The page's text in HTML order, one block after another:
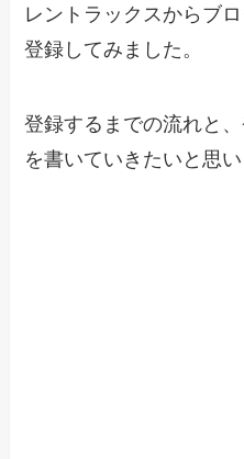
レントラックスからブ
登録してみました。
登録するまでの流れと
を書いていきたいと思い